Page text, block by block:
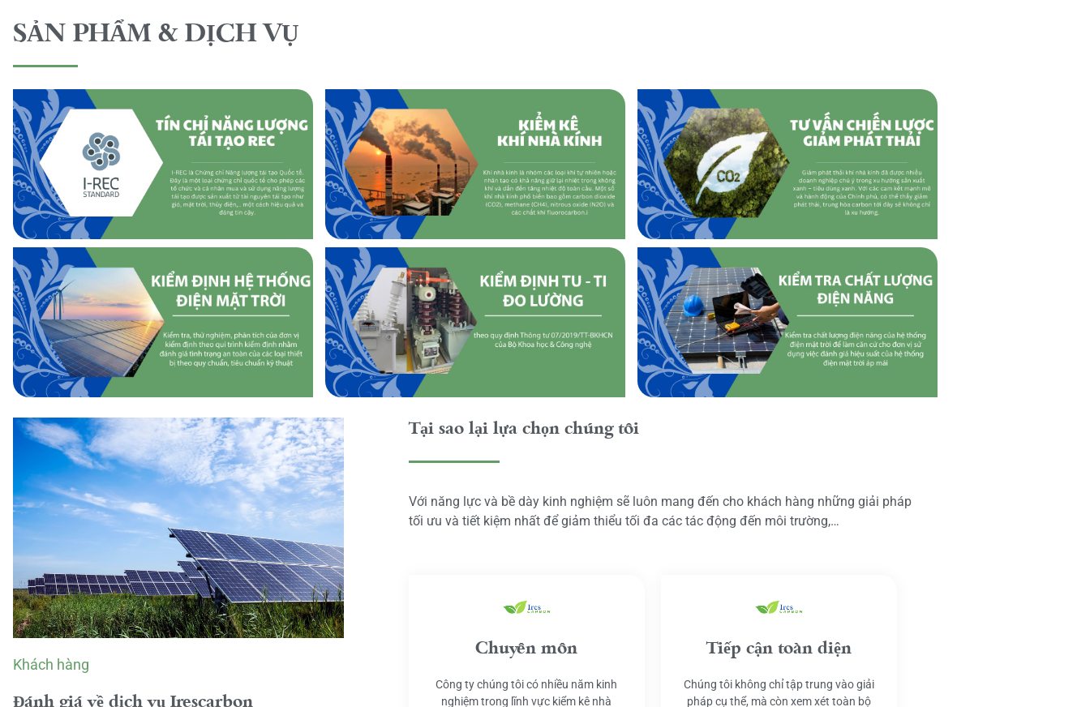
SẢN PHẨM & DỊCH VỤ
Khách hàng
Đánh giá về dịch vụ Irescarbon
Tại sao lại lựa chọn chúng tôi
Với năng lực và bề dày kinh nghiệm sẽ luôn mang đến cho khách hàng những giải pháp
tối ưu và tiết kiệm nhất để giảm thiểu tối đa các tác động đến môi trường,…
Chuyên môn
Công ty chúng tôi có nhiều năm kinh
nghiệm trong lĩnh vực kiểm kê nhà
Tiếp cận toàn diện
Chúng tôi không chỉ tập trung vào giải
pháp cụ thể, mà còn xem xét toàn bộ